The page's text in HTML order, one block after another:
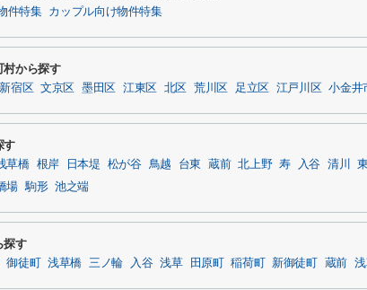
件特集 カップル向け物件特集
村から探す
新宿区 文京区 墨田区 江東区 北区 荒川区 足立区 江戸川区 小金井
す
草橋 根岸 日本堤 松が谷 鳥越 台東 蔵前 北上野 寿 入谷 清川
場 駒形 池之端
探す
御徒町 浅草橋 三ノ輪 入谷 浅草 田原町 稲荷町 新御徒町 蔵前